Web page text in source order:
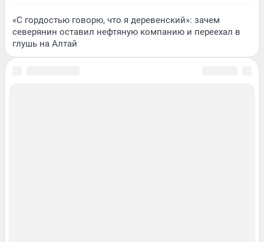
«С гордостью говорю, что я деревенский»: зачем
северянин оставил нефтяную компанию и переехал в
глушь на Алтай